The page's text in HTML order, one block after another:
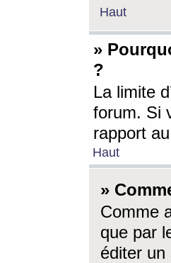
Haut
»
?
La limite
forum. Si
rapport
Haut
»
Comme
que par
éditer un